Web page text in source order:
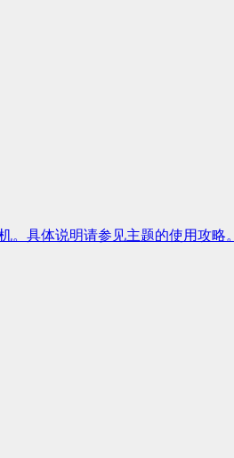
。具体说明请参见主题的使用攻略。